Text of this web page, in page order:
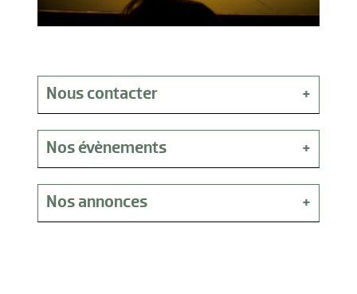
Nous contacter
Adresse
1301, CHEMIN DE BONNEFONT
Email.capsurlavie@free.fr
Nos évènements
Aucun évènements à venir pour le moment
Nos annonces
Aucune annonce pour le moment